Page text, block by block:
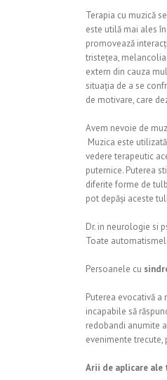
Terapia cu muzică
este utilă mai ales
promovează
tristețea,
extern din cauza
situația de a se
de motivare, care
Avem nevoie de
Muzica este
vedere terapeutic
puternice. Puterea
diferite forme de
pot depăși aceste
Dr. in neurologie si
Toate
Persoanele cu
Puterea evocativă
incapabile să
redobandi anumite
evenimente trecute,
Arii de aplicare ale